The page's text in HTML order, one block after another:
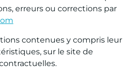
erreurs ou corrections par
contenues y compris leur
sur le site de